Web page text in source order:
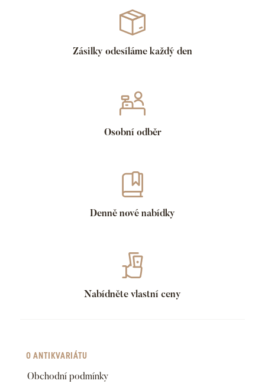
Zásilky odesíláme každý den
Osobní odběr
Denně nové nabídky
Nabídněte vlastní ceny
O ANTIKVARIÁTU
Obchodní podmínky